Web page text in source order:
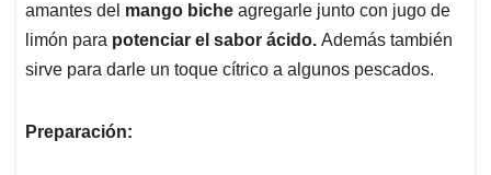
amantes del mango biche agregarle junto con jugo de
limón para potenciar el sabor ácido. Además también
sirve para darle un toque cítrico a algunos pescados.
Preparación: